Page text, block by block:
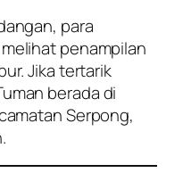
para
penampilan
Jika tertarik
berada di
Serpong,